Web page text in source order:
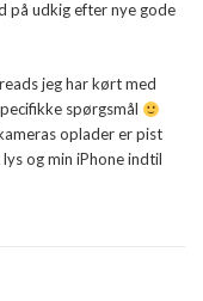
på udkig efter nye gode
jeg har kørt med
spørgsmål
oplader er pist
og min iPhone indtil